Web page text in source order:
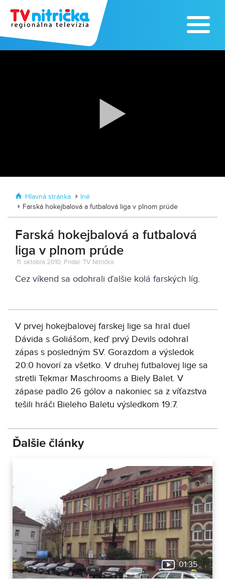
Zoo v Lužiankach
Hlavná stránka
Iné
Farská hokejbalová a futbalová liga v plnom prúde
Farská hokejbalová a futbalová
liga v plnom prúde
11. októbra 2010, Pridal: TV Nitrička
Cez víkend sa odohrali ďalšie kolá farských líg.
V prvej hokejbalovej farskej lige sa hral duel
Dávida s Goliášom, keď prvý Devils odohral
zápas s posledným SV. Gorazdom a výsledok
20:0 hovorí za všetko. V druhej futbalovej lige sa
stretli Tekmar Maschrooms a Biely Balet. V
zápase padlo 26 gólov a nakoniec sa z víťazstva
tešili hráči Bieleho Baletu výsledkom 19:7.
Ďalšie články
01:35